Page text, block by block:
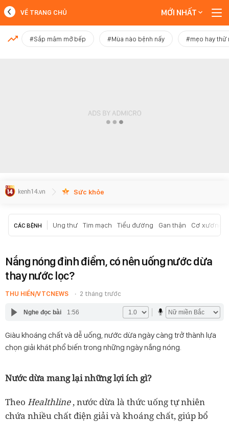
MỚI NHẤT
VỀ TRANG CHỦ MỚI NHẤT
#Sắp mâm mở bếp #Mùa nào bệnh nấy #mẹo hay thử
Sức khỏe
CÁC BỆNH Ung thư Tim mạch Tiểu đường Gan thận Cơ xương
Nắng nóng đỉnh điểm, có nên uống nước dừa
thay nước lọc?
THU HIỀN/VTCNEWS 2 tháng trước
Nghe đọc bài 1:56
Giàu khoáng chất và dễ uống, nước dừa ngày càng trở thành lựa
chọn giải khát phổ biến trong những ngày nắng nóng.
Nước dừa mang lại những lợi ích gì?
Theo Healthline, nước dừa là thức uống tự nhiên
chứa nhiều chất điện giải và khoáng chất, giúp bổ